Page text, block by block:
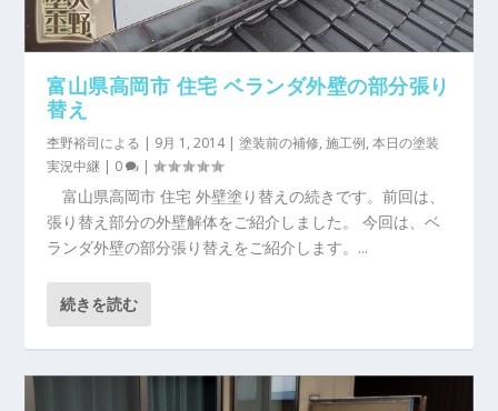
富山県高岡市 住宅 ベランダ外壁の部分張り
替え
杢野裕司による | 9月 1, 2014|塗装前の補修,施工例,本日の塗装
実況中継 | 0 |
富山県高岡市 住宅 外壁塗り替えの続きです。前回は、
張り替え部分の外壁解体をご紹介しました。 今回は、ベ
ランダ外壁の部分張り替えをご紹介します。...
続きを読む